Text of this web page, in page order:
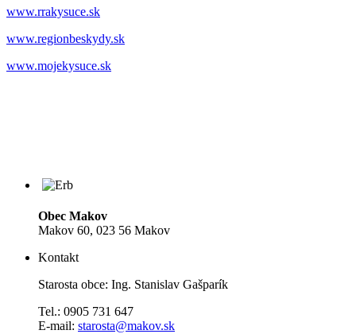
www.rrakysuce.sk
www.regionbeskydy.sk
www.mojekysuce.sk
Obec Makov
Makov 60, 023 56 Makov
Kontakt
Starosta obce: Ing. Stanislav Gašparík
Tel.: 0905 731 647
E-mail: starosta@makov.sk